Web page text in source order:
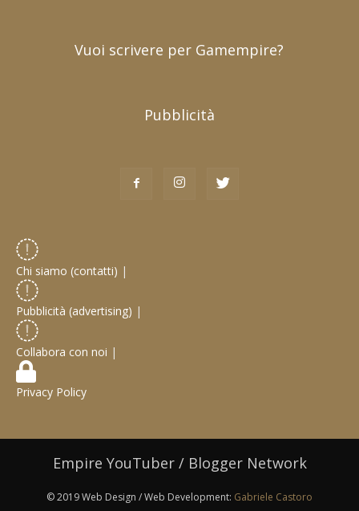
Vuoi scrivere per Gamempire?
Pubblicità
Chi siamo (contatti) |
Pubblicità (advertising) |
Collabora con noi |
Privacy Policy
Empire YouTuber / Blogger Network
© 2019 Web Design / Web Development: Gabriele Castoro